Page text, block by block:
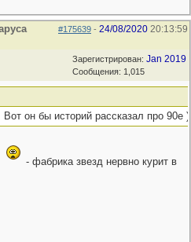
#175639 - 24/08/2020 20:13:59
Зарегистрирован: Jan 2019
Сообщения: 1,015
он бы историй рассказал про 90е
- фабрика звезд нервно курит в